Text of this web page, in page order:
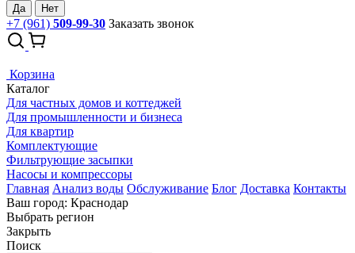
Да Нет
+7 (961) 509-99-30 Заказать звонок
Корзина
Каталог
Для частных домов и коттеджей
Для промышленности и бизнеса
Для квартир
Комплектующие
Фильтрующие засыпки
Насосы и компрессоры
Главная Анализ воды Обслуживание Блог Доставка Контакты
Ваш город: Краснодар
Выбрать регион
Закрыть
Поиск